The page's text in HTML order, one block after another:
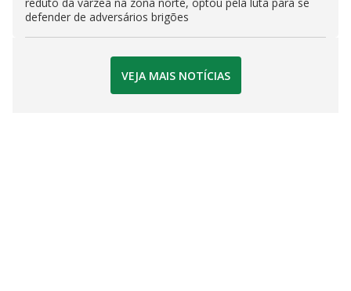
defender de adversários brigões
VEJA MAIS NOTÍCIAS